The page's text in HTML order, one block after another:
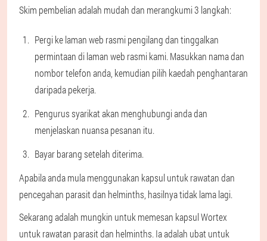
Skim pembelian adalah mudah dan merangkumi 3 langkah:
Pergi ke laman web rasmi pengilang dan tinggalkan
permintaan di laman web rasmi kami. Masukkan nama dan
nombor telefon anda, kemudian pilih kaedah penghantaran
daripada pekerja.
Pengurus syarikat akan menghubungi anda dan
menjelaskan nuansa pesanan itu.
Bayar barang setelah diterima.
Apabila anda mula menggunakan kapsul untuk rawatan dan
pencegahan parasit dan helminths, hasilnya tidak lama lagi.
Sekarang adalah mungkin untuk memesan kapsul Wortex
untuk rawatan parasit dan helminths. Ia adalah ubat untuk